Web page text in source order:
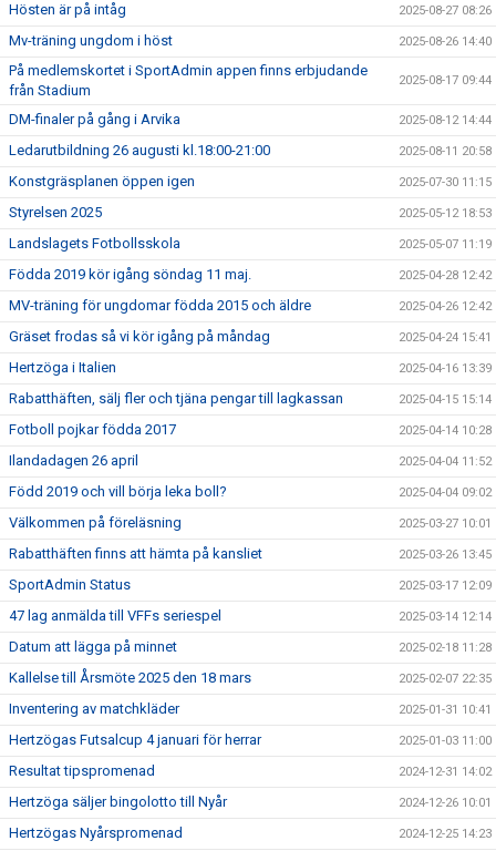
Hösten är på intåg 2025-08-27 08:26
Mv-träning ungdom i höst 2025-08-26 14:40
På medlemskortet i SportAdmin appen finns erbjudande
från Stadium
2025-08-17 09:44
DM-finaler på gång i Arvika 2025-08-12 14:44
Ledarutbildning 26 augusti kl.18:00-21:00 2025-08-11 20:58
Konstgräsplanen öppen igen 2025-07-30 11:15
Styrelsen 2025 2025-05-12 18:53
Landslagets Fotbollsskola 2025-05-07 11:19
Födda 2019 kör igång söndag 11 maj. 2025-04-28 12:42
MV-träning för ungdomar födda 2015 och äldre 2025-04-26 12:42
Gräset frodas så vi kör igång på måndag 2025-04-24 15:41
Hertzöga i Italien 2025-04-16 13:39
Rabatthäften, sälj fler och tjäna pengar till lagkassan 2025-04-15 15:14
Fotboll pojkar födda 2017 2025-04-14 10:28
Ilandadagen 26 april 2025-04-04 11:52
Född 2019 och vill börja leka boll? 2025-04-04 09:02
Välkommen på föreläsning 2025-03-27 10:01
Rabatthäften finns att hämta på kansliet 2025-03-26 13:45
SportAdmin Status 2025-03-17 12:09
47 lag anmälda till VFFs seriespel 2025-03-14 12:14
Datum att lägga på minnet 2025-02-18 11:28
Kallelse till Årsmöte 2025 den 18 mars 2025-02-07 22:35
Inventering av matchkläder 2025-01-31 10:41
Hertzögas Futsalcup 4 januari för herrar 2025-01-03 11:00
Resultat tipspromenad 2024-12-31 14:02
Hertzöga säljer bingolotto till Nyår 2024-12-26 10:01
Hertzögas Nyårspromenad 2024-12-25 14:23